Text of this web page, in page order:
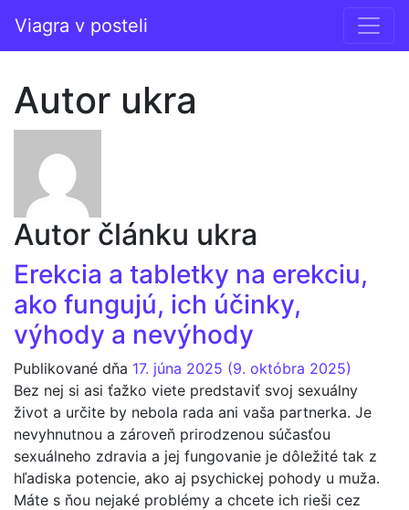
Hlavná navigácia
Viagra v posteli
Autor ukra
Autor článku ukra
Erekcia a tabletky na erekciu,
ako fungujú, ich účinky,
výhody a nevýhody
Publikované dňa 17. júna 2025 (9. októbra 2025)
Bez nej si asi ťažko viete predstaviť svoj sexuálny
život a určite by nebola rada ani vaša partnerka. Je
nevyhnutnou a zároveň prirodzenou súčasťou
sexuálneho zdravia a jej fungovanie je dôležité tak z
hľadiska potencie, ako aj psychickej pohody u muža.
Máte s ňou nejaké problémy a chcete ich rieši cez